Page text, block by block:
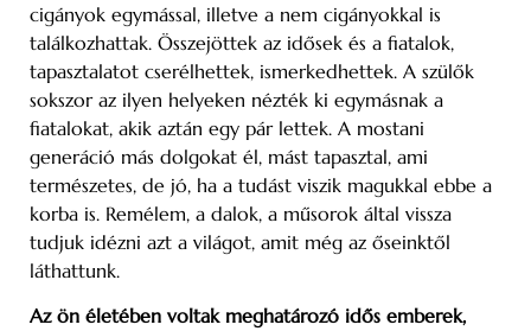
cigányok egymással, illetve a nem cigányokkal is
találkozhattak. Összejöttek az idősek és a fiatalok,
tapasztalatot cserélhettek, ismerkedhettek. A szülők
sokszor az ilyen helyeken nézték ki egymásnak a
fiatalokat, akik aztán egy pár lettek. A mostani
generáció más dolgokat él, mást tapasztal, ami
természetes, de jó, ha a tudást viszik magukkal ebbe a
korba is. Remélem, a dalok, a műsorok által vissza
tudjuk idézni azt a világot, amit még az őseinktől
láthattunk.
Az ön életében voltak meghatározó idős emberek,